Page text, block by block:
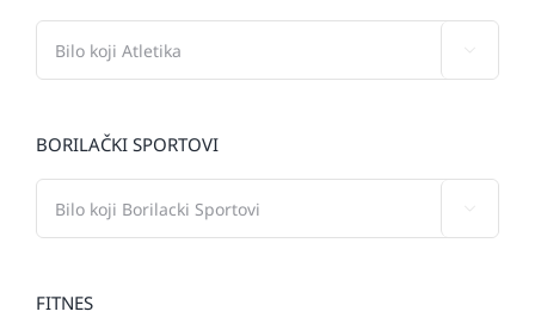
BORILAČKI SPORTOVI
FITNES